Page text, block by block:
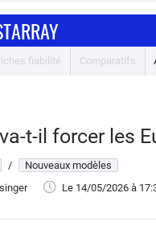
fiabilité Comparatifs
t-il forcer les
/
Nouveaux modèles
Le 14/05/2026 à